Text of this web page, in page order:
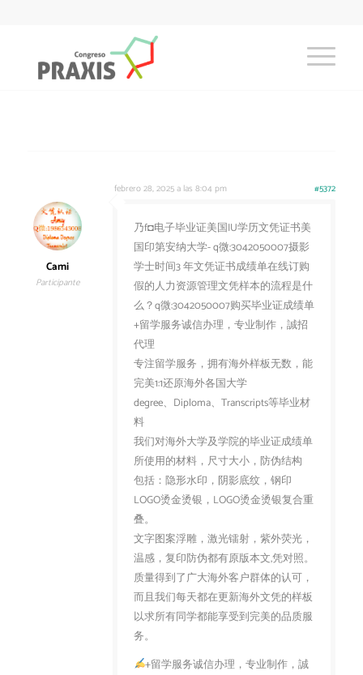
febrero 28, 2025 a las 8:04 pm #5372
Cami
Participante
乃f◘电子毕业证美国IU学历文凭证书美
国印第安纳大学- q微:3042050007摄影
学士时间3 年文凭证书成绩单在线订购
假的人力资源管理文凭样本的流程是什
么？q微:3042050007购买毕业证成绩单
+留学服务诚信办理，专业制作，誠招
代理
专注留学服务，拥有海外样板无数，能
完美1:1还原海外各国大学
degree、Diploma、Transcripts等毕业材
料
我们对海外大学及学院的毕业证成绩单
所使用的材料，尺寸大小，防伪结构
包括：隐形水印，阴影底纹，钢印
LOGO烫金烫银，LOGO烫金烫银复合重
叠。
文字图案浮雕，激光镭射，紫外荧光，
温感，复印防伪都有原版本文,凭对照。
质量得到了广大海外客户群体的认可，
而且我们每天都在更新海外文凭的样板
以求所有同学都能享受到完美的品质服
务。
+留学服务诚信办理，专业制作，誠